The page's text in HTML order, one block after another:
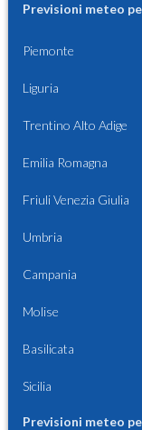
Previsioni meteo
Piemonte
Liguria
Trentino Alto Adige
Emilia Romagna
Friuli Venezia Giulia
Umbria
Campania
Molise
Basilicata
Sicilia
Previsioni meteo